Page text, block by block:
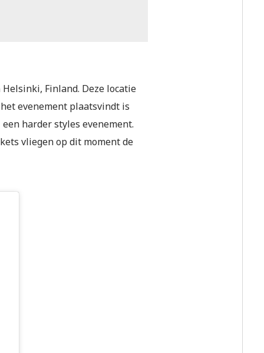
Finland. Deze locatie
evenement plaatsvindt is
harder styles evenement.
vliegen op dit moment de